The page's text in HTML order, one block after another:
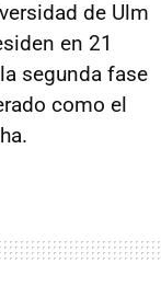
de Ulm
en 21
segunda fase
como el